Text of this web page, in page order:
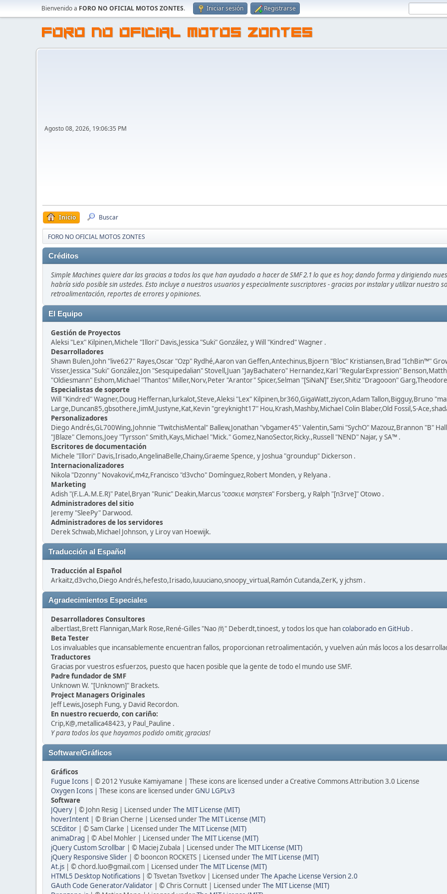
Bienvenido a FORO NO OFICIAL MOTOS ZONTES. Iniciar sesión Registrarse
FORO NO OFICIAL MOTOS ZONTES
Agosto 08, 2026, 19:06:35 PM
Inicio Buscar
FORO NO OFICIAL MOTOS ZONTES
Créditos
Simple Machines quiere dar las gracias a todos los que han ayudado a hacer de SMF 2.1 lo que es hoy; dando forma y dirigiendo
habría sido posible sin ustedes. Esto incluye a nuestros usuarios y especialmente suscriptores - gracias por instalar y utilizar nuestro
retroalimentación, reportes de errores y opiniones.
El Equipo
Gestión de Proyectos
Aleksi "Lex" Kilpinen,Michele "Illori" Davis,Jessica "Suki" González, y Will "Kindred" Wagner .
Desarrolladores
Shawn Bulen,John "live627" Rayes,Oscar "Ozp" Rydhé,Aaron van Geffen,Antechinus,Bjoern "Bloc" Kristiansen,Brad "IchBin™"
Visser,Jessica "Suki" González,Jon "Sesquipedalian" Stovell,Juan "JayBachatero" Hernandez,Karl "RegularExpression"
"Oldiesmann" Eshom,Michael "Thantos" Miller,Norv,Peter "Arantor" Spicer,Selman "[SiNaN]" Eser,Shitiz "Dragooon"
Especialistas de soporte
Will "Kindred" Wagner,Doug Heffernan,lurkalot,Steve,Aleksi "Lex" Kilpinen,br360,GigaWatt,ziycon,Adam Tallon,Bigguy,Bruno
Large,Duncan85,gbsothere,JimM,Justyne,Kat,Kevin "greyknight17" Hou,Krash,Mashby,Michael Colin Blaber,Old Fossil,S-
Personalizadores
Diego Andrés,GL700Wing,Johnnie "TwitchisMental" Ballew,Jonathan "vbgamer45" Valentin,Sami "SychO" Mazouz,Brannon "B"
"JBlaze" Clemons,Joey "Tyrsson" Smith,Kays,Michael "Mick." Gomez,NanoSector,Ricky.,Russell "NEND" Najar, y SA™ .
Escritores de documentación
Michele "Illori" Davis,Irisado,AngelinaBelle,Chainy,Graeme Spence, y Joshua "groundup" Dickerson .
Internacionalizadores
Nikola "Dzonny" Novaković,m4z,Francisco "d3vcho" Domínguez,Robert Monden, y Relyana .
Marketing
Adish "(F.L.A.M.E.R)" Patel,Bryan "Runic" Deakin,Marcus "cσσкιє мσηѕтєя" Forsberg, y Ralph "[n3rve]" Otowo .
Administradores del sitio
Jeremy "SleePy" Darwood.
Administradores de los servidores
Derek Schwab,Michael Johnson, y Liroy van Hoewijk.
Traducción al Español
Traducción al Español
Arkaitz,d3vcho,Diego Andrés,hefesto,Irisado,luuuciano,snoopy_virtual,Ramón Cutanda,ZerK, y jchsm .
Agradecimientos Especiales
Desarrolladores Consultores
albertlast,Brett Flannigan,Mark Rose,René-Gilles "Nao 尚" Deberdt,tinoest, y todos los que hancolaborado en GitHub .
Beta Tester
Los invaluables que incansablemente encuentran fallos, proporcionan retroalimentación, y vuelven aún más locos a los
Traductores
Gracias por vuestros esfuerzos, puesto que hacen posible que la gente de todo el mundo use SMF.
Padre fundador de SMF
Unknown W. "[Unknown]" Brackets.
Project Managers Originales
Jeff Lewis,Joseph Fung, y David Recordon.
En nuestro recuerdo, con cariño:
Crip,K@,metallica48423, y Paul_Pauline .
Y para todos los que hayamos podido omitir, ¡gracias!
Software/Gráficos
Gráficos
Fugue Icons | © 2012 Yusuke Kamiyamane | These icons are licensed under a Creative Commons Attribution 3.0 License
Oxygen Icons | These icons are licensed underGNU LGPLv3
Software
JQuery | © John Resig | Licensed underThe MIT License (MIT)
hoverIntent | © Brian Cherne | Licensed underThe MIT License (MIT)
SCEditor | © Sam Clarke | Licensed underThe MIT License (MIT)
animaDrag | © Abel Mohler | Licensed underThe MIT License (MIT)
jQuery Custom Scrollbar | © Maciej Zubala | Licensed underThe MIT License (MIT)
jQuery Responsive Slider | © booncon ROCKETS | Licensed underThe MIT License (MIT)
At.js | © chord.luo@gmail.com | Licensed underThe MIT License (MIT)
HTML5 Desktop Notifications | © Tsvetan Tsvetkov | Licensed underThe Apache License Version 2.0
GAuth Code Generator/Validator | © Chris Cornutt | Licensed underThe MIT License (MIT)